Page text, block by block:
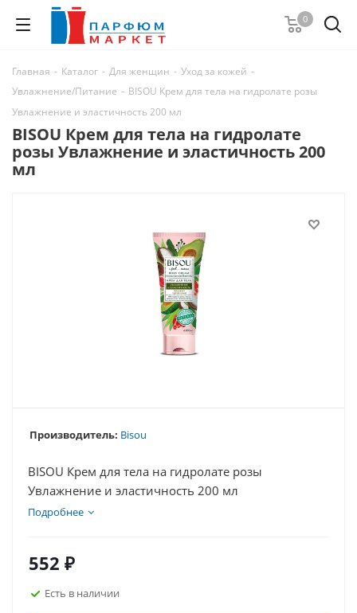
0
Главная - Каталог - Для женщин - Уход за кожей -
Увлажнение/Питание - BISOU Крем для тела на гидролате розы
Увлажнение и эластичность 200 мл
BISOU Крем для тела на гидролате
розы Увлажнение и эластичность 200
мл
Производитель: Bisou
BISOU Крем для тела на гидролате розы
Увлажнение и эластичность 200 мл
Подробнее
552 ₽
Есть в наличии